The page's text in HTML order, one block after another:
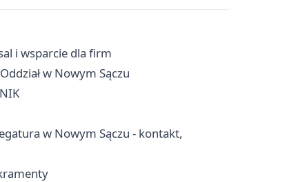
i wsparcie dla firm
w Nowym Sączu
w Nowym Sączu - kontakt,